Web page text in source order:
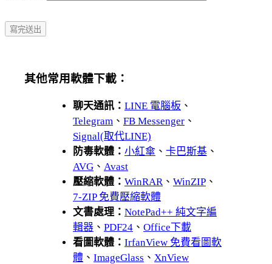
其他常用軟體下載：
聊天通訊： LINE 電腦板 、
Telegram 、 FB Messenger 、
Signal(取代LINE)
防毒軟體： 小紅傘 、 卡巴斯基 、
AVG 、 Avast
壓縮軟體： WinRAR 、 WinZIP 、
7-ZIP 免費壓縮軟體
文書處理： NotePad++ 純文字編
輯器 、 PDF24 、 Office下載
看圖軟體： IrfanView 免費看圖軟
體 、 ImageGlass 、 XnView